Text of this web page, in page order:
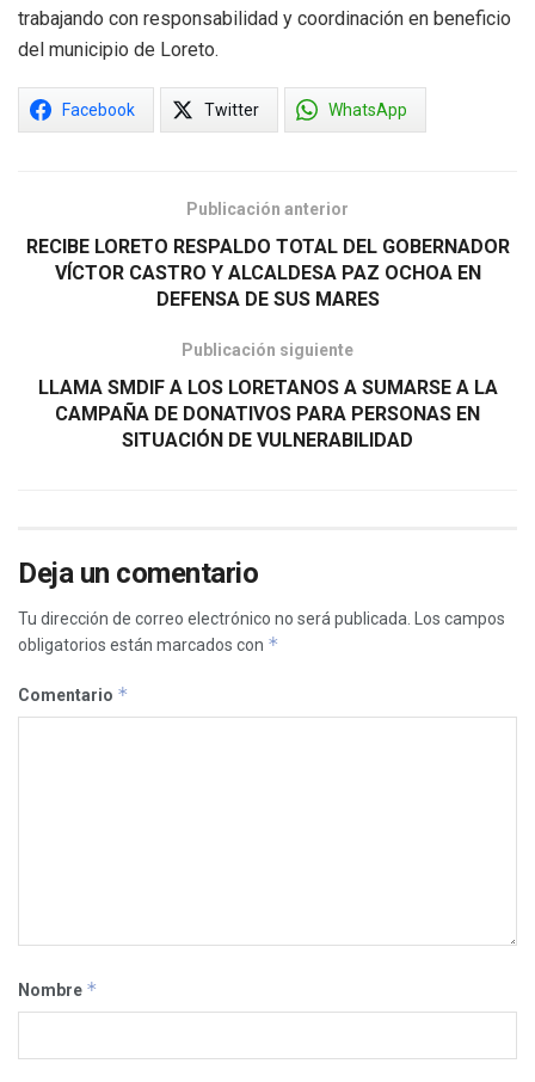
trabajando con responsabilidad y coordinación en beneficio
del municipio de Loreto.
Facebook Twitter WhatsApp
Publicación anterior
RECIBE LORETO RESPALDO TOTAL DEL GOBERNADOR
VÍCTOR CASTRO Y ALCALDESA PAZ OCHOA EN
DEFENSA DE SUS MARES
Publicación siguiente
LLAMA SMDIF A LOS LORETANOS A SUMARSE A LA
CAMPAÑA DE DONATIVOS PARA PERSONAS EN
SITUACIÓN DE VULNERABILIDAD
Deja un comentario
Tu dirección de correo electrónico no será publicada.
Los campos
obligatorios están marcados con *
Comentario *
Nombre *